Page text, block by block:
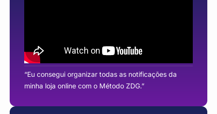
“Eu consegui organizar todas as notificações da
minha loja online com o Método ZDG.”